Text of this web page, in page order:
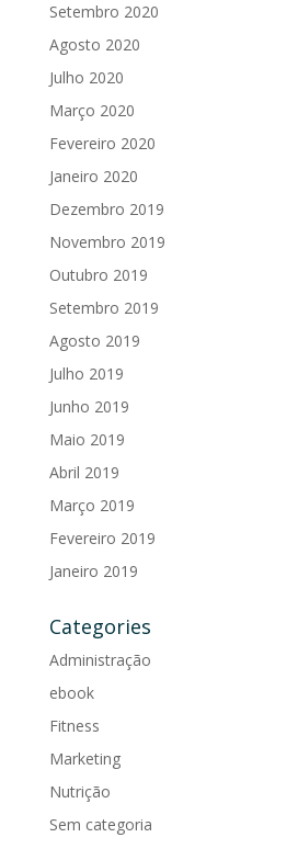
Setembro 2020
Agosto 2020
Julho 2020
Março 2020
Fevereiro 2020
Janeiro 2020
Dezembro 2019
Novembro 2019
Outubro 2019
Setembro 2019
Agosto 2019
Julho 2019
Junho 2019
Maio 2019
Abril 2019
Março 2019
Fevereiro 2019
Janeiro 2019
Categories
Administração
ebook
Fitness
Marketing
Nutrição
Sem categoria